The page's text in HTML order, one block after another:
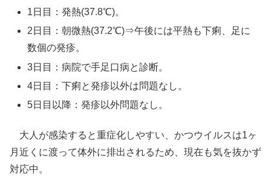
1日目：発熱(37.8℃)。
2日目：朝微熱(37.2℃)⇒午後には平熱も下痢、足に
数個の発疹。
3日目：病院で手足口病と診断。
4日目：下痢と発疹以外は問題なし。
5日目以降：発疹以外問題なし。
大人が感染すると重症化しやすい、かつウイルスは1ヶ
月近くに渡って体外に排出されるため、現在も気を抜かず
対応中。